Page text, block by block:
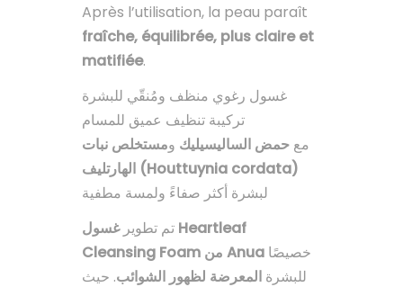
Après l’utilisation, la peau paraît
fraîche, équilibrée, plus claire et
matifiée.
غسول رغوي منظف ومُنقّي للبشرة
تركيبة تنظيف عميق للمسام
مع حمض الساليسيليك ومستخلص نبات
الهارتليف (Houttuynia cordata)
لبشرة أكثر صفاءً ولمسة مطفية
تم تطويرغسول Heartleaf
Cleansing Foam من Anua
للبشرة المعرضة لظهور الشوائب. حيث